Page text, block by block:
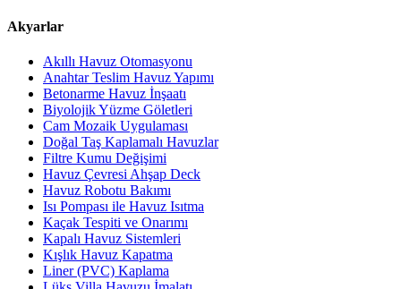
Akyarlar
Akıllı Havuz Otomasyonu
Anahtar Teslim Havuz Yapımı
Betonarme Havuz İnşaatı
Biyolojik Yüzme Göletleri
Cam Mozaik Uygulaması
Doğal Taş Kaplamalı Havuzlar
Filtre Kumu Değişimi
Havuz Çevresi Ahşap Deck
Havuz Robotu Bakımı
Isı Pompası ile Havuz Isıtma
Kaçak Tespiti ve Onarımı
Kapalı Havuz Sistemleri
Kışlık Havuz Kapatma
Liner (PVC) Kaplama